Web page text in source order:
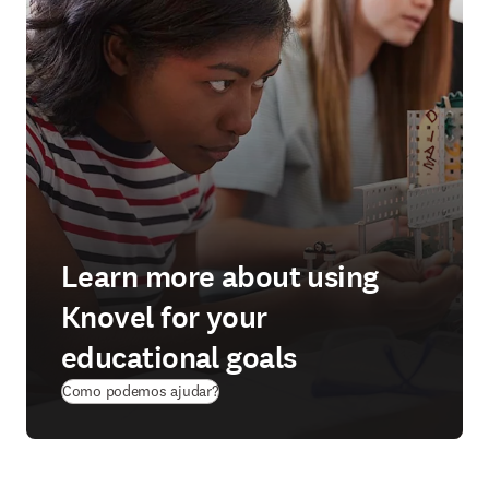
Learn more about using
Knovel for your
educational goals
Como podemos ajudar?